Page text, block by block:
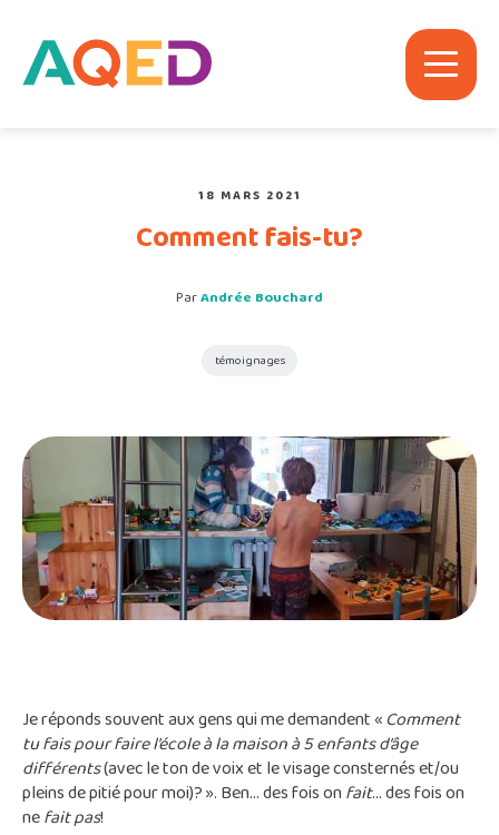
18 MARS 2021
Comment fais-tu?
ParAndrée Bouchard
témoignages
Je réponds souvent aux gens qui me demandent «Comment
tu fais pour faire l’école à la maison à 5 enfants d’âge
différents(avec le ton de voix et le visage consternés et/ou
pleins de pitié pour moi)? ». Ben… des fois onfait… des fois on
nefait pas!